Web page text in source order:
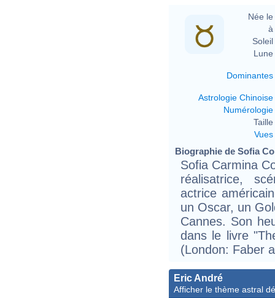
Née le
à
Soleil
Lune
Dominantes
Astrologie Chinoise
Numérologie
Taille
Vues
Biographie de Sofia
Sofia Carmina
réalisatrice,
actrice
un Oscar, un
Cannes. Son
dans le livre
(London: Faber
Eric André
Afficher le thème astral